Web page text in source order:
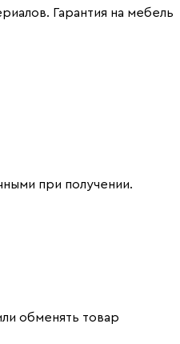
Гарантия на мебель
при получении.
обменять товар